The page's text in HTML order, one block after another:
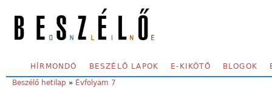
SECONDARY MENU
HÍRMONDÓ BESZÉLŐ LAPOK E-KIKÖTŐ BLOGOK
YOU ARE HERE:
Beszélő hetilap » Évfolyam 7